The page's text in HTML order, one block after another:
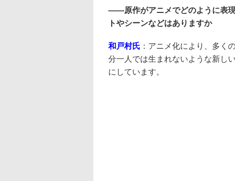
――原作がアニメでどのように表
トやシーンなどはありますか
和戸村氏 ：アニメ化により、多く
分一人では生まれないような新し
にしています。